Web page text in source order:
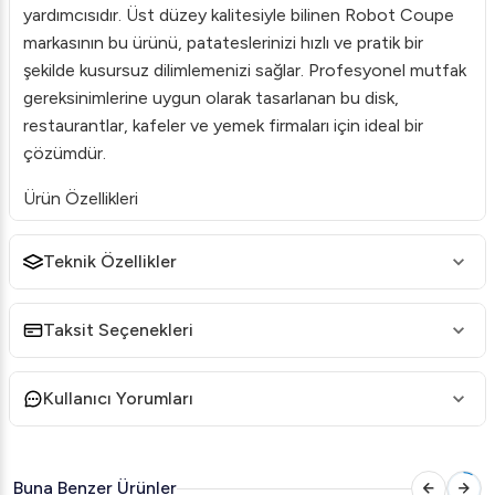
yardımcısıdır. Üst düzey kalitesiyle bilinen Robot Coupe
markasının bu ürünü, patateslerinizi hızlı ve pratik bir
şekilde kusursuz dilimlemenizi sağlar. Profesyonel mutfak
gereksinimlerine uygun olarak tasarlanan bu disk,
restaurantlar, kafeler ve yemek firmaları için ideal bir
çözümdür.
Ürün Özellikleri
Marka:Robot Coupe
Dilime Ölçüsü:10x16 mm
Ürün Kodu:5R1X.28158.00
Uyumlu Modeller:
Gourmet, CL 52, CL 55, CL 60, CL 60 VV
Avantajlar
Teknik Özellikler
Taksit Seçenekleri
Kullanıcı Yorumları
Buna Benzer Ürünler